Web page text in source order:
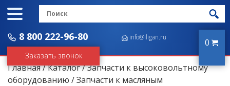
8 800 222-96-80
Заказать звонок
info@iligan.ru 0
Главная/Каталог/Запчасти к высоковольтному
оборудованию /Запчасти к масляным